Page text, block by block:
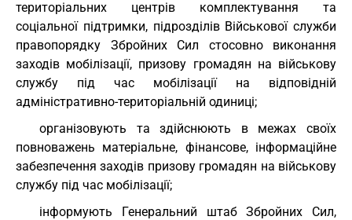
територіальних центрів комплектування та
соціальної підтримки, підрозділів Військової служби
правопорядку Збройних Сил стосовно виконання
заходів мобілізації, призову громадян на військову
службу під час мобілізації на відповідній
адміністративно-територіальній одиниці;
організовують та здійснюють в межах своїх
повноважень матеріальне, фінансове, інформаційне
забезпечення заходів призову громадян на військову
службу під час мобілізації;
інформують Генеральний штаб Збройних Сил,